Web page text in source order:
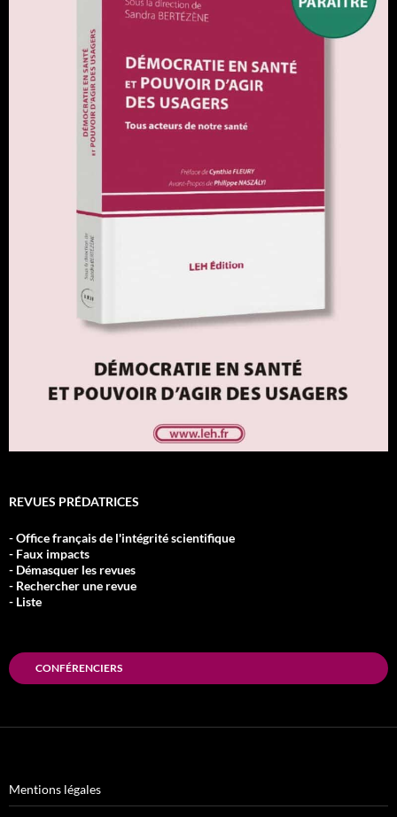
REVUES PRÉDATRICES
- Office français de l'intégrité scientifique
- Faux impacts
- Démasquer les revues
- Rechercher une revue
- Liste
CONFÉRENCIERS
Mentions légales